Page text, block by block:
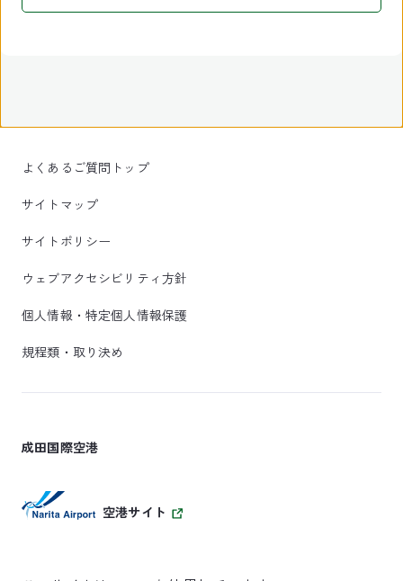
よくあるご質問トップ
サイトマップ
サイトポリシー
ウェブアクセシビリティ方針
個人情報・特定個人情報保護
規程類・取り決め
成田国際空港
空港サイト